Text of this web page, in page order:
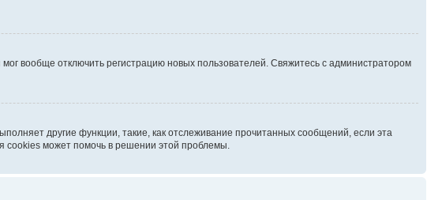
вообще отключить регистрацию новых пользователей. Свяжитесь с администратором
другие функции, такие, как отслеживание прочитанных сообщений, если эта
cookies может помочь в решении этой проблемы.